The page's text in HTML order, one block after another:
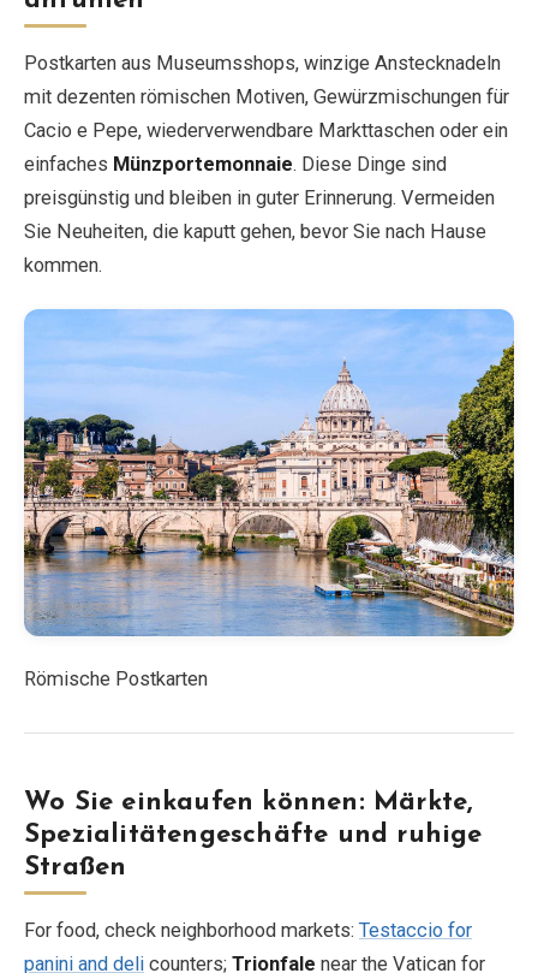
Postkarten aus Museumsshops, winzige Anstecknadeln
mit dezenten römischen Motiven, Gewürzmischungen für
Cacio e Pepe, wiederverwendbare Markttaschen oder ein
einfaches Münzportemonnaie. Diese Dinge sind
preisgünstig und bleiben in guter Erinnerung. Vermeiden
Sie Neuheiten, die kaputt gehen, bevor Sie nach Hause
kommen.
Römische Postkarten
Wo Sie einkaufen können: Märkte,
Spezialitätengeschäfte und ruhige
Straßen
For food, check neighborhood markets: Testaccio for
panini and deli counters; Trionfale near the Vatican for